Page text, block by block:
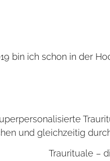
bin ich schon in der
und gleichzeitig
Traurituale –